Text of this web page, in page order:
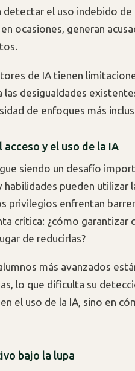
detectar el uso indebido de
ocasiones, generan
de IA tienen
las desigualdades
de enfoques más
acceso y el uso de la IA
siendo un desafío
habilidades pueden utilizar
privilegios enfrentan
crítica: ¿cómo garantizar
de reducirlas?
más avanzados
lo que dificulta su
el uso de la IA, sino en
bajo la lupa